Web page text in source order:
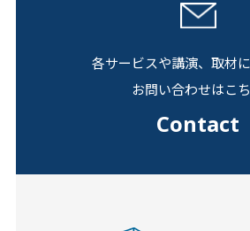
各サービスや講演、取材
お問い合わせはこ
Contact